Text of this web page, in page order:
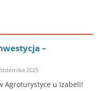
–
2025
Agroturystyce u Izabeli!